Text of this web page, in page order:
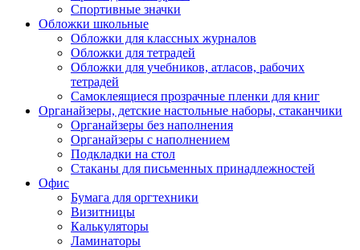
Спортивные значки
Обложки школьные
Обложки для классных журналов
Обложки для тетрадей
Обложки для учебников, атласов, рабочих
тетрадей
Самоклеящиеся прозрачные пленки для книг
Органайзеры, детские настольные наборы, стаканчики
Органайзеры без наполнения
Органайзеры с наполнением
Подкладки на стол
Стаканы для письменных принадлежностей
Офис
Бумага для оргтехники
Визитницы
Калькуляторы
Ламинаторы